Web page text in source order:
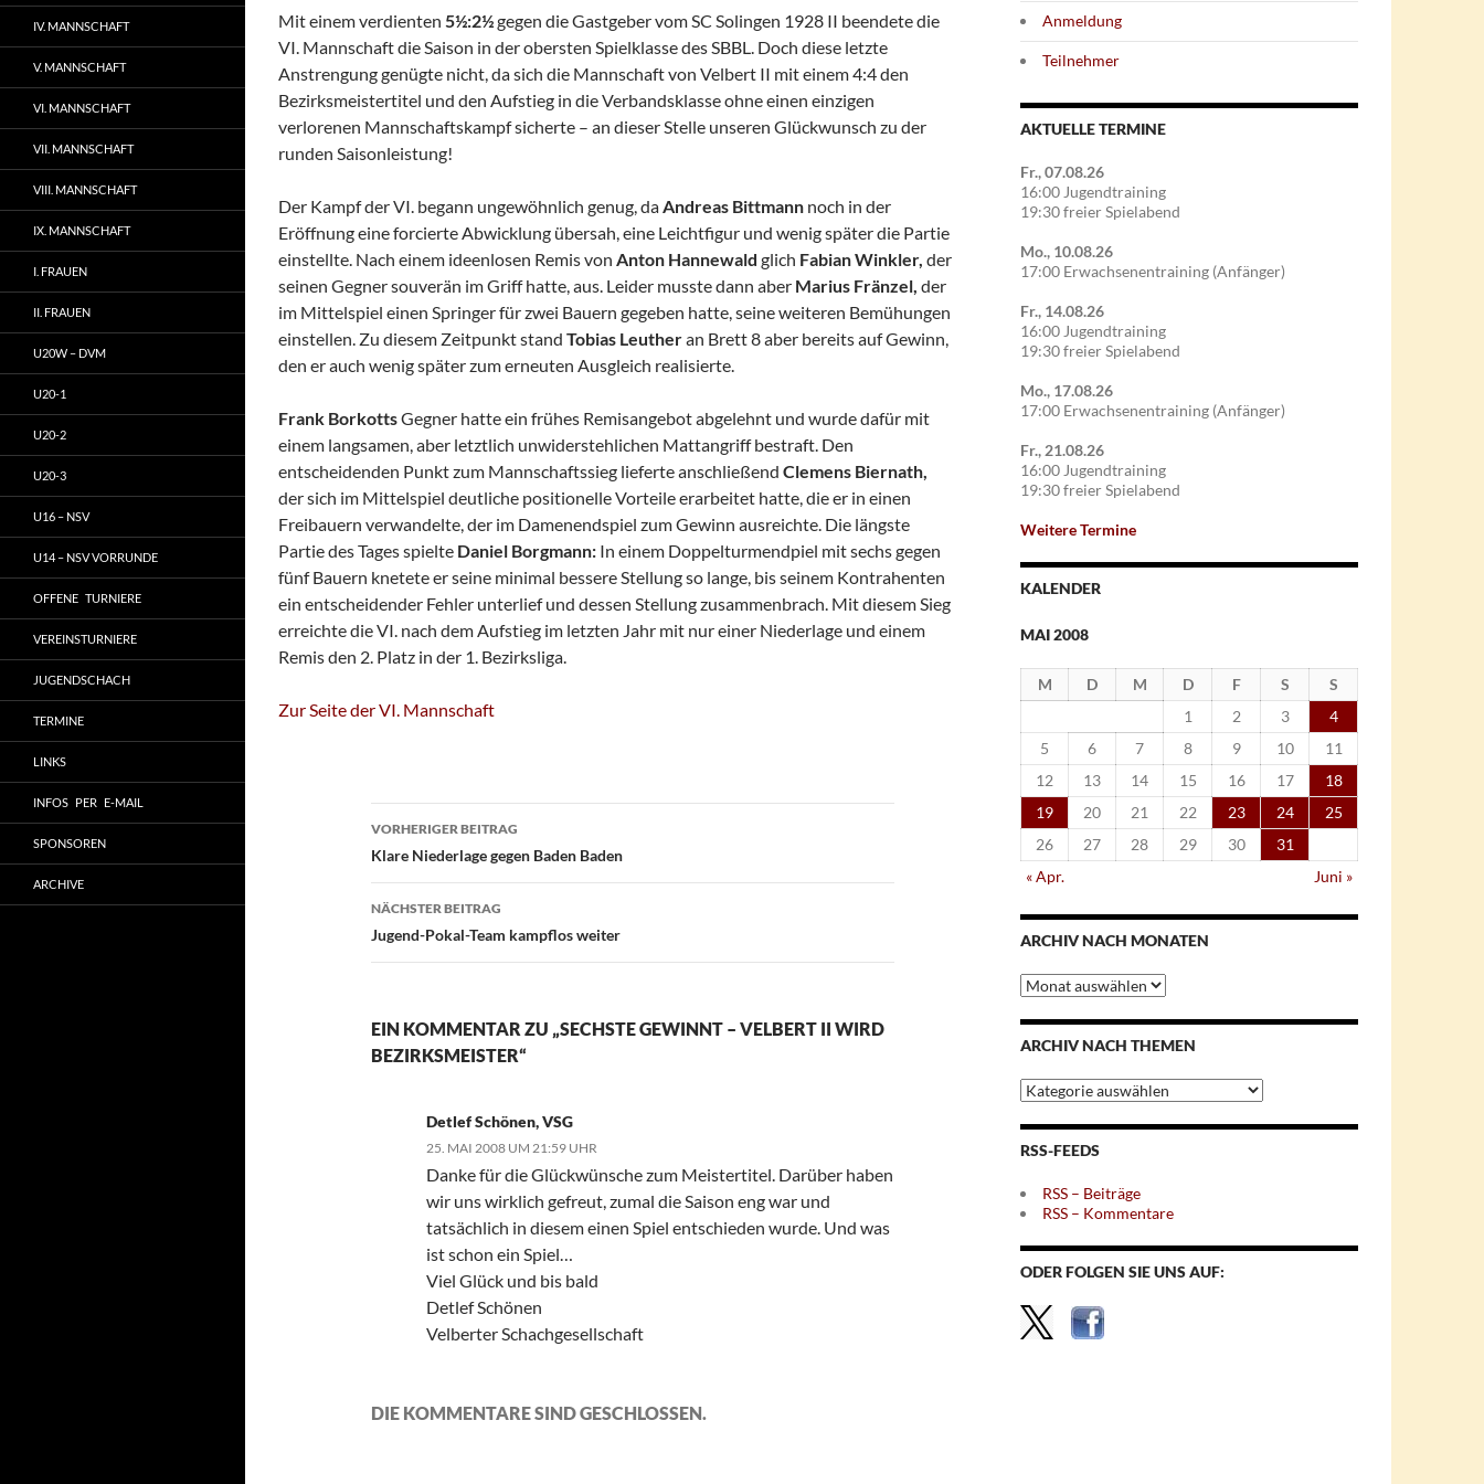
Mit einem verdienten 5½:2½gegen die Gastgeber vom SC Solingen 1928 II beendete die
VI. Mannschaft die Saison in der obersten Spielklasse des SBBL. Doch diese letzte
Anstrengung genügte nicht, da sich die Mannschaft von Velbert II mit einem 4:4 den
Bezirksmeistertitel und den Aufstieg in die Verbandsklasse ohne einen einzigen
verlorenen Mannschaftskampf sicherte – an dieser Stelle unseren Glückwunsch zu der
runden Saisonleistung!
Der Kampf der VI. begann ungewöhnlich genug, daAndreas Bittmann noch in der
Eröffnung eine forcierte Abwicklung übersah, eine Leichtfigur und wenig später die Partie
einstellte. Nach einem ideenlosen Remis von Anton Hannewald glich Fabian Winkler, der
seinen Gegner souverän im Griff hatte, aus. Leider musste dann aber Marius Fränzel, der
im Mittelspiel einen Springer für zwei Bauern gegeben hatte, seine weiteren Bemühungen
einstellen. Zu diesem Zeitpunkt stand Tobias Leutheran Brett 8 aber bereits auf Gewinn,
den er auch wenig später zum erneuten Ausgleich realisierte.
Frank BorkottsGegner hatte ein frühes Remisangebot abgelehnt und wurde dafür mit
einem langsamen, aber letztlich unwiderstehlichen Mattangriff bestraft. Den
entscheidenden Punkt zum Mannschaftssieg lieferte anschließend Clemens Biernath,
der sich im Mittelspiel deutliche positionelle Vorteile erarbeitet hatte, die er in einen
Freibauern verwandelte, der im Damenendspiel zum Gewinn ausreichte. Die längste
Partie des Tages spielte Daniel Borgmann: In einem Doppelturmendpiel mit sechs gegen
fünf Bauern knetete er seine minimal bessere Stellung so lange, bis seinem Kontrahenten
ein entscheidender Fehler unterlief und dessen Stellung zusammenbrach. Mit diesem Sieg
erreichte die VI. nach dem Aufstieg im letzten Jahr mit nur einer Niederlage und einem
Remis den 2. Platz in der 1. Bezirksliga.
Zur Seite der VI. Mannschaft
Beitragsnavigation
VORHERIGER BEITRAG
Klare Niederlage gegen Baden Baden
NÄCHSTER BEITRAG
Jugend-Pokal-Team kampflos weiter
EIN KOMMENTAR ZU „SECHSTE GEWINNT – VELBERT II WIRD
BEZIRKSMEISTER“
Detlef Schönen, VSG
25. MAI 2008 UM 21:59 UHR
Danke für die Glückwünsche zum Meistertitel. Darüber haben
wir uns wirklich gefreut, zumal die Saison eng war und
tatsächlich in diesem einen Spiel entschieden wurde. Und was
ist schon ein Spiel…
Viel Glück und bis bald
Detlef Schönen
Velberter Schachgesellschaft
DIE KOMMENTARE SIND GESCHLOSSEN.
Anmeldung
Teilnehmer
AKTUELLE TERMINE
Fr., 07.08.26
16:00 Jugendtraining
19:30 freier Spielabend
Mo., 10.08.26
17:00 Erwachsenentraining (Anfänger)
Fr., 14.08.26
16:00 Jugendtraining
19:30 freier Spielabend
Mo., 17.08.26
17:00 Erwachsenentraining (Anfänger)
Fr., 21.08.26
16:00 Jugendtraining
19:30 freier Spielabend
Weitere Termine
KALENDER
MAI 2008
M D M D F S
S
1
2 3
4
5
6 7 8 9 10
11
12
13 14 15 16 17
18
19
20 21 22 23 24
25
26
27 28 29 30
31
« Apr.
Juni »
ARCHIV NACH MONATEN
Archiv
nach
Monaten
ARCHIV NACH THEMEN
Archiv
nach
Themen
RSS-FEEDS
RSS – Beiträge
RSS – Kommentare
ODER FOLGEN SIE UNS AUF:
IV. MANNSCHAFT
V. MANNSCHAFT
VI. MANNSCHAFT
VII. MANNSCHAFT
VIII. MANNSCHAFT
IX. MANNSCHAFT
I. FRAUEN
II. FRAUEN
U20W – DVM
U20-1
U20-2
U20-3
U16 – NSV
U14 – NSV VORRUNDE
OFFENE TURNIERE
VEREINSTURNIERE
JUGENDSCHACH
TERMINE
LINKS
INFOS PER E-MAIL
SPONSOREN
ARCHIVE